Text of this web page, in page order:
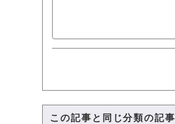
この記事と同じ分類の記事